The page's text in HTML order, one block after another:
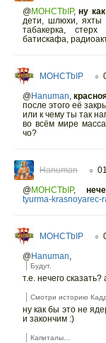
@MOHCTbIP, ну
дети, шлюхи, яхты
табакерка,
батискафа,
MOHCTbIP ○
@Hanuman,
после этого её
или к чему ты так
во всём мире
чо?
Hanuman ○
@MOHCTbIP,
tyurma-krasnoyarec-
MOHCTbIP ○
@Hanuman,
Будут.
т.е. нечего
Смотри историю
ну как бы это не
и закончим :)
Капиталы...